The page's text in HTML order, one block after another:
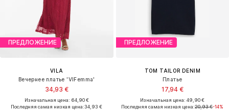
ПРЕДЛОЖЕНИЕ
VILA
Вечернее платье 'VIFemma'
34,93 €
Изначальная цена: 64,90 €
Последняя самая низкая цена:34,93 €
ПРЕДЛОЖЕНИЕ
TOM TAILOR DENIM
Платье
17,94 €
Изначальная цена: 49,90 €
Последняя самая низкая цена:20,93 €-14%